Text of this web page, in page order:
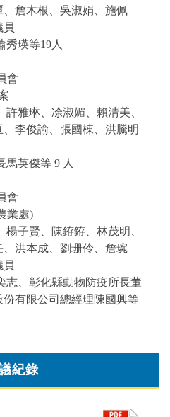
詹木根、吳淑娟、施佩
員
秀瑛等19人
會
雅琳、凃淑媚、賴清美、
李俊諭、張國棟、洪騰明
馬英傑等 9 人
會
業處)
子賢、陳銌銌、林茂明、
洪本成、劉珊伶、詹琬
員
志、彰化縣動物防疫所長董
有限公司總經理陳國興等
紀錄